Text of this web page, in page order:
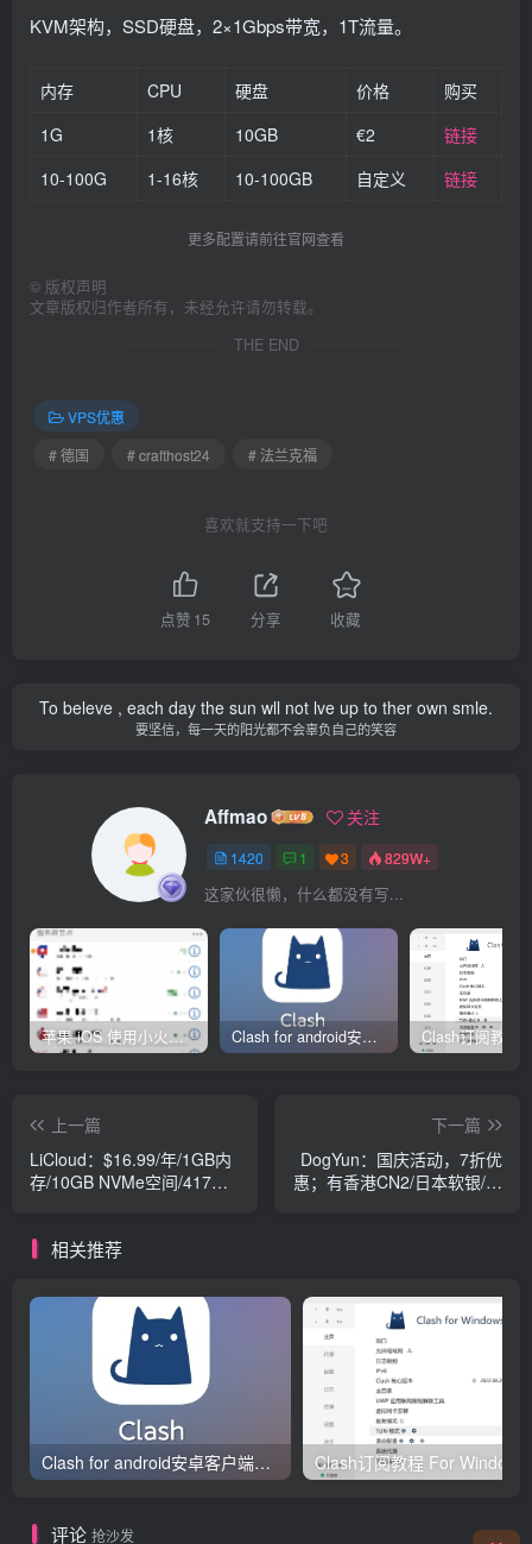
KVM架构，SSD硬盘，2×1Gbps带宽，1T流量。
内存 CPU 硬盘 价格
购买
1G
1核 10GB €2
链接
10-100G
1-16核 10-100GB 自定义 链接
更多配置请前往官网查看
© 版权声明
文章版权归作者所有，未经允许请勿转载。
THE END
VPS优惠
# 德国
# crafthost24 # 法兰克福
喜欢就支持一下吧
点赞 15 分享 收藏
To beleve , each day the sun wll not lve up to ther own smle.
要坚信，每一天的阳光都不会辜负自己的笑容
Affmao 关注
1420 1 3 829W+
这家伙很懒，什么都没有写...
苹果 iOS 使用小火箭(shadowrocket)新手教程 Clash for android安卓客户端保姆级新手使用教程
上一篇
LiCloud：$16.99/年/1GB内
存/10GB NVMe空间/417GB
下一篇
DogYun：国庆活动，7折优
惠；有香港CN2/日本软银/香
相关推荐
Clash for android安卓客户端保姆级新手使用教程
评论 抢沙发